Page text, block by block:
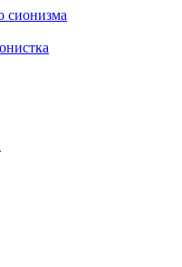
сионизма